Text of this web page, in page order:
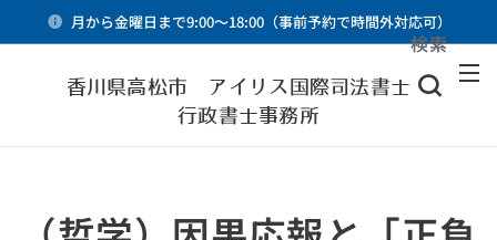
月から金曜日まで9:00～18:00（事前予約で時間外対応可）
香川県高松市 アイリス国際司法書士・
行政書士事務所
検索